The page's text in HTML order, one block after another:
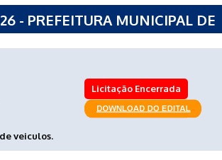
- PREFEITURA MUNICIPAL DE
Licitação Encerrada
veiculos.